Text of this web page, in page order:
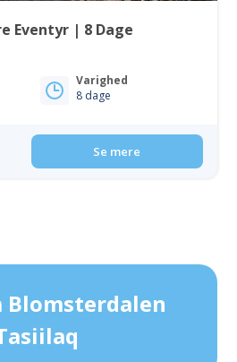
Eventyr | 8 Dage
Varighed
8 dage
Se mere
Blomsterdalen